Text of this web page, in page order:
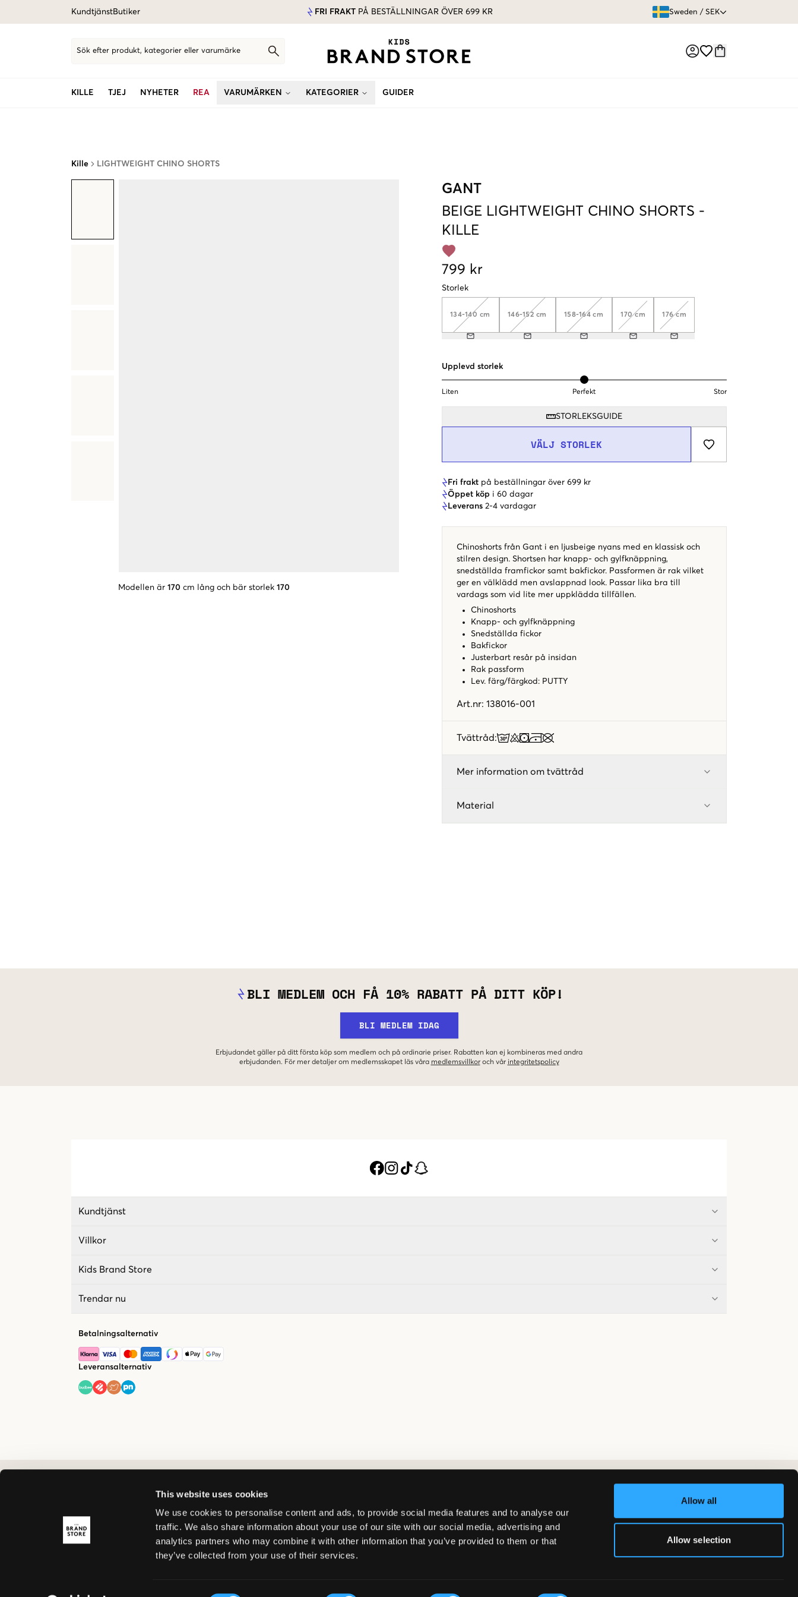
This website uses cookies
We use cookies to personalise content and ads, to provide social media features and to analyse our
traffic. We also share information about your use of our site with our social media, advertising and
analytics partners who may combine it with other information that you’ve provided to them or that
they’ve collected from your use of their services.
Allow all
Allow selection
KundtjänstButiker FRI FRAKT PÅ BESTÄLLNINGAR ÖVER 699 KR Sweden / SEK
Sök efter produkt, kategorier eller varumärke
KILLE TJEJ NYHETER REA VARUMÄRKEN KATEGORIER GUIDER
Kille LIGHTWEIGHT CHINO SHORTS
Modellen är 170 cm lång och bär storlek 170
GANT
BEIGE LIGHTWEIGHT CHINO SHORTS -
KILLE
799 kr
Storlek
134-140 cm 146-152 cm 158-164 cm 170 cm 176 cm
Upplevd storlek
Liten Perfekt Stor
STORLEKSGUIDE
VÄLJ STORLEK
Fri frakt på beställningar över 699 kr
Öppet köp i 60 dagar
Leverans 2-4 vardagar
Chinoshorts från Gant i en ljusbeige nyans med en klassisk och
stilren design. Shortsen har knapp- och gylfknäppning,
snedställda framfickor samt bakfickor. Passformen är rak vilket
ger en välklädd men avslappnad look. Passar lika bra till
vardags som vid lite mer uppklädda tillfällen.
Chinoshorts
Knapp- och gylfknäppning
Snedställda fickor
Bakfickor
Justerbart resår på insidan
Rak passform
Lev. färg/färgkod : PUTTY
Art.nr: 138016-001
Tvättråd:
Mer information om tvättråd
Material
BLI MEDLEM OCH FÅ 10% RABATT PÅ DITT KÖP!
BLI MEDLEM IDAG
Erbjudandet gäller på ditt första köp som medlem och på ordinarie priser. Rabatten kan ej kombineras med andra
erbjudanden. För mer detaljer om medlemsskapet läs våra medlemsvillkor och vår integritetspolicy
Kundtjänst
Villkor
Kids Brand Store
Trendar nu
Betalningsalternativ
Leveransalternativ